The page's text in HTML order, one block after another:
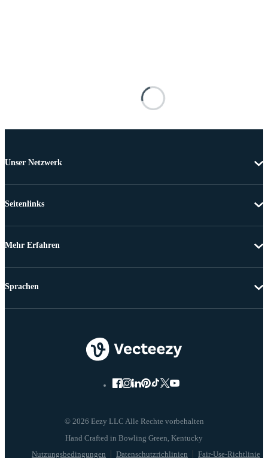
Unser Netzwerk
Seitenlinks
Mehr Erfahren
© 2026 Eezy LLC Alle Rechte vorbehalten
Nutzungsbedingungen Datenschutzrichlinien Fair-Use-Richtlinie
Sprachen